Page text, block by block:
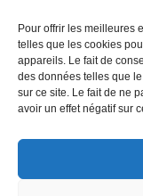
Pour offrir les meilleures
telles que les cookies
appareils. Le fait de
des données telles que
sur ce site. Le fait de ne
avoir un effet négatif sur